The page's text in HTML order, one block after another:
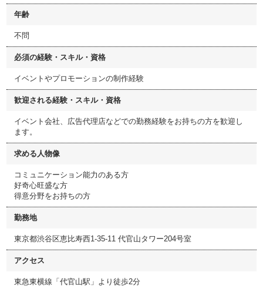
年齢
不問
必須の経験・スキル・資格
イベントやプロモーションの制作経験
歓迎される経験・スキル・資格
イベント会社、広告代理店などでの勤務経験をお持ちの方を歓迎し
ます。
求める人物像
コミュニケーション能力のある方
好奇心旺盛な方
得意分野をお持ちの方
勤務地
東京都渋谷区恵比寿西1-35-11 代官山タワー204号室
アクセス
東急東横線「代官山駅」より徒歩2分